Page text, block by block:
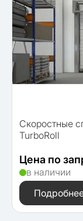
Скоростные
TurboRoll
Цена по
в наличии